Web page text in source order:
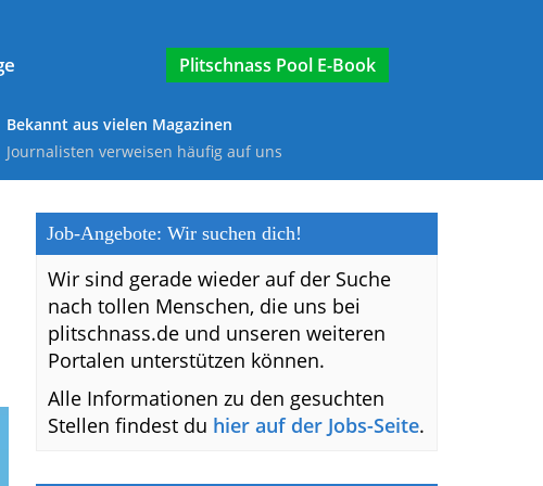
E-Book
Bekannt aus vielen Magazinen
Journalisten verweisen häufig auf uns
Job-Angebote: Wir suchen dich!
Wir sind gerade wieder auf der Suche
nach tollen Menschen, die uns bei
plitschnass.de und unseren weiteren
Portalen unterstützen können.
Alle Informationen zu den gesuchten
Stellen findest du hier auf der Jobs-Seite.